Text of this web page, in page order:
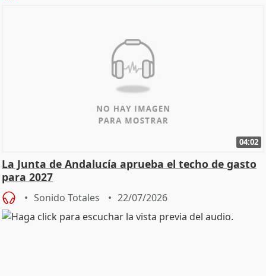
04:02
La Junta de Andalucía aprueba el techo de gasto
para 2027
Sonido Totales 22/07/2026